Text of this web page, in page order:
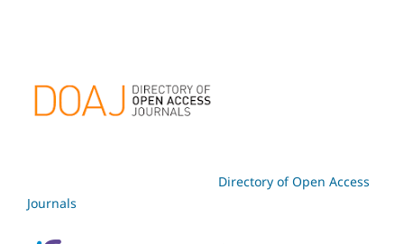
Directory of Open Access
Journals